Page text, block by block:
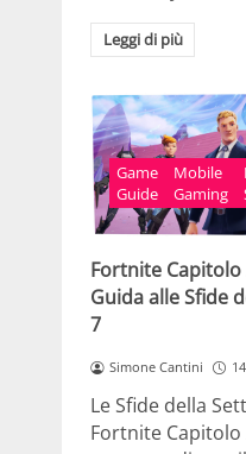
Leggi di più
Game
Guide
Mobile
Gaming
Fortnite Capitolo
Guida alle Sfide
7
Simone Cantini
Le Sfide della
Fortnite Capitolo